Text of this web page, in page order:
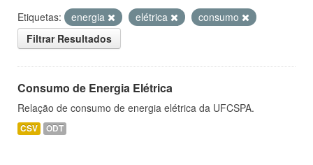
Etiquetas: energia elétrica
consumo
Filtrar Resultados
Consumo de Energia Elétrica
Relação de consumo de energia elétrica da UFCSPA.
CSV ODT